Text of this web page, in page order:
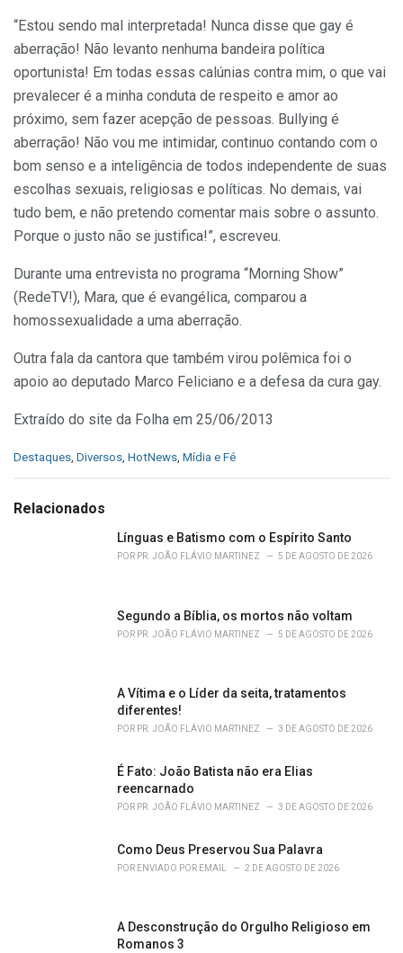
“Estou sendo mal interpretada! Nunca disse que gay é
aberração! Não levanto nenhuma bandeira política
oportunista! Em todas essas calúnias contra mim, o que vai
prevalecer é a minha conduta de respeito e amor ao
próximo, sem fazer acepção de pessoas. Bullying é
aberração! Não vou me intimidar, continuo contando com o
bom senso e a inteligência de todos independente de suas
escolhas sexuais, religiosas e políticas. No demais, vai
tudo bem, e não pretendo comentar mais sobre o assunto.
Porque o justo não se justifica!”, escreveu.
Durante uma entrevista no programa “Morning Show”
(RedeTV!), Mara, que é evangélica, comparou a
homossexualidade a uma aberração.
Outra fala da cantora que também virou polêmica foi o
apoio ao deputado Marco Feliciano e a defesa da cura gay.
Extraído do site da Folha em 25/06/2013
C
e
Destaques Diversos HotNews Mídia e Fé
Relacionados
Línguas e Batismo com o Espírito Santo
POR PR. JOÃO FLÁVIO MARTINEZ 5 DE AGOSTO DE 2026
Segundo a Bíblia, os mortos não voltam
POR PR. JOÃO FLÁVIO MARTINEZ 5 DE AGOSTO DE 2026
A Vítima e o Líder da seita, tratamentos
diferentes!
POR PR. JOÃO FLÁVIO MARTINEZ 3 DE AGOSTO DE 2026
É Fato: João Batista não era Elias
reencarnado
POR PR. JOÃO FLÁVIO MARTINEZ 3 DE AGOSTO DE 2026
Como Deus Preservou Sua Palavra
POR ENVIADO POR EMAIL 2 DE AGOSTO DE 2026
A Desconstrução do Orgulho Religioso em
Romanos 3